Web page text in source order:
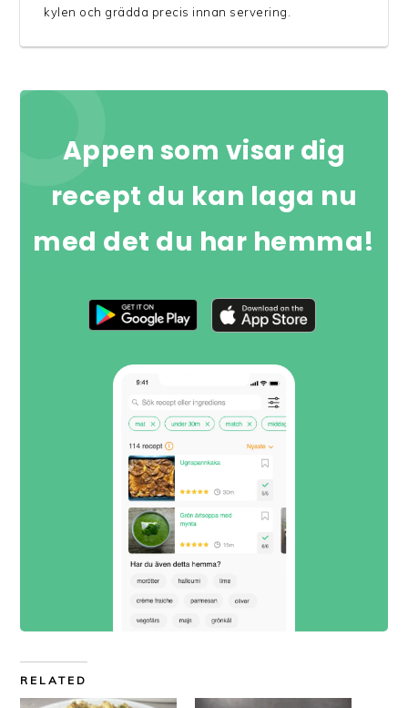
kylen och grädda precis innan servering.
Appen som visar dig
recept du kan laga nu
med det du har hemma!
RELATED